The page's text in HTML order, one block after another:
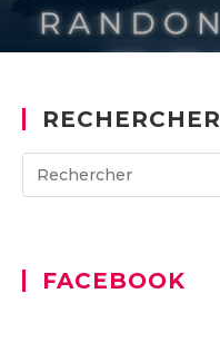
RECHERCHER
Search
for:
FACEBOOK